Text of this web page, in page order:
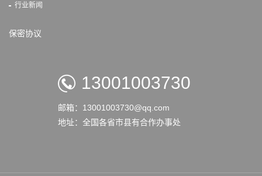
行业新闻
保密协议
13001003730
邮箱：13001003730@qq.com
地址：全国各省市县有合作办事处